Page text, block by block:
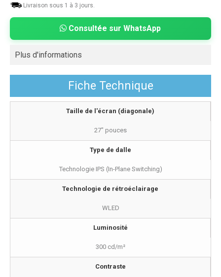
Livraison sous 1 à 3 jours.
Consultée sur WhatsApp
Plus d'informations
Fiche Technique
Taille de l'écran (diagonale)
27" pouces
Type de dalle
Technologie IPS (In-Plane Switching)
Technologie de rétroéclairage
WLED
Luminosité
300 cd/m²
Contraste